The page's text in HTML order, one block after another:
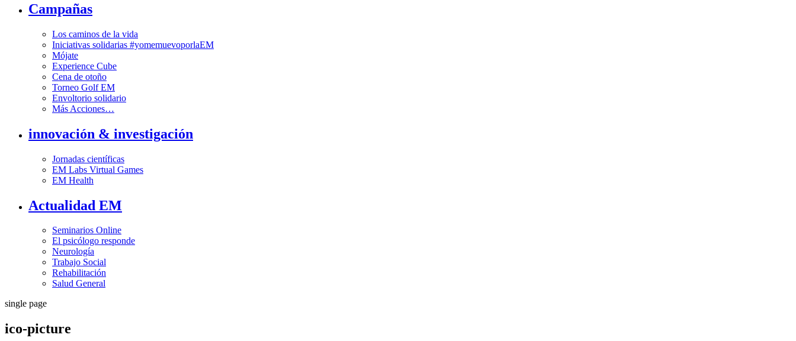
Campañas
Los caminos de la vida
Iniciativas solidarias #yomemuevoporlaEM
Mójate
Experience Cube
Cena de otoño
Torneo Golf EM
Envoltorio solidario
Más Acciones…
innovación & investigación
Jornadas científicas
EM Labs Virtual Games
EM Health
Actualidad EM
Seminarios Online
El psicólogo responde
Neurología
Trabajo Social
Rehabilitación
Salud General
single page
ico-picture